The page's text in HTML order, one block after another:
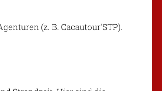
(z. B. Cacautour'STP).